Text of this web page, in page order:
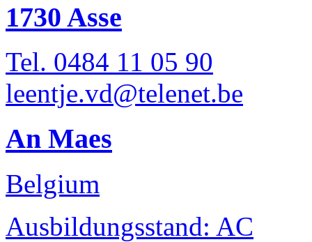
1730 Asse
Tel. 0484 11 05 90
leentje.vd@telenet.be
An Maes
Belgium
Ausbildungsstand: AC